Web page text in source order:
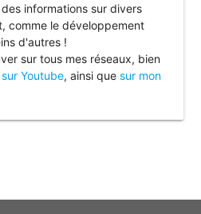
informations sur divers
comme le développement
d'autres !
sur tous mes réseaux, bien
sur Youtube, ainsi quesur mon